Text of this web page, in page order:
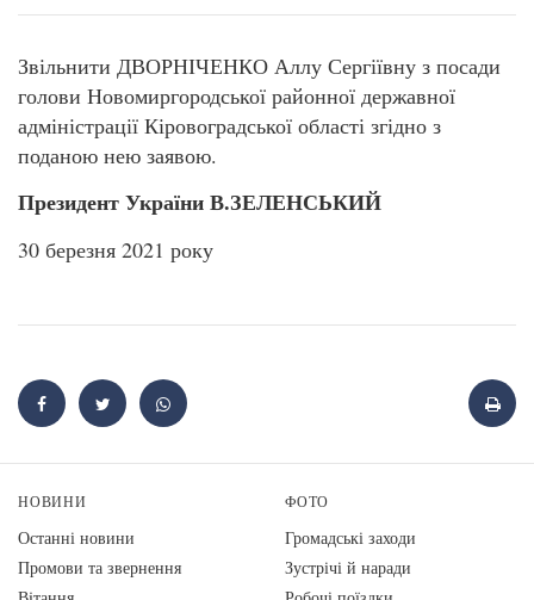
Звільнити ДВОРНІЧЕНКО Аллу Сергіївну з посади
голови Новомиргородської районної державної
адміністрації Кіровоградської області згідно з
поданою нею заявою.
Президент України В.ЗЕЛЕНСЬКИЙ
30 березня 2021 року
НОВИНИ
Останні новини
Промови та звернення
ФОТО
Громадські заходи
Зустрічі й наради